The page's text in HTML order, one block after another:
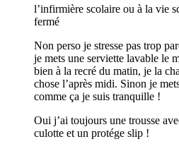
l’infirmière scolaire ou à la vie
fermé
Non perso je stresse pas trop
je mets une serviette lavable le
bien à la recré du matin, je la
chose l’après midi. Sinon je
comme ça je suis tranquille !
Oui j’ai toujours une trousse
culotte et un protége slip !